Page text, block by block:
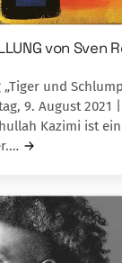
von Sven
und
9. August
Kazimi ist